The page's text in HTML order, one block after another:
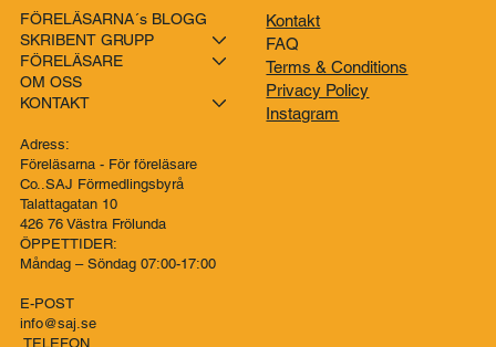
FÖRELÄSARNA´s BLOGG
SKRIBENT GRUPP
FÖRELÄSARE
OM OSS
KONTAKT
Adress:
Föreläsarna - För föreläsare
Co..SAJ Förmedlingsbyrå
Talattagatan 10
426 76 Västra Frölunda
ÖPPETTIDER:
Måndag – Söndag 07:00-17:00
E-POST
info@saj.se
TELEFON
Kontakt
FAQ
Terms & Conditions
Privacy Policy
Instagram